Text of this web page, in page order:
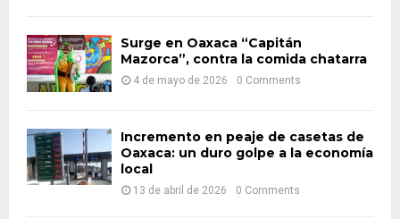
Surge en Oaxaca “Capitán
Mazorca”, contra la comida chatarra
4 de mayo de 2026 0 Comments
Incremento en peaje de casetas de
Oaxaca: un duro golpe a la economía
local
13 de abril de 2026 0 Comments